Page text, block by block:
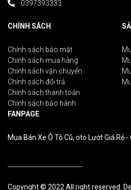
0397393333
CHÍNH SÁCH
Chính sách bảo mật
Chính sách mua hàng
Chính sách vận chuyển
Chính sách đổi trả
Chính sách thanh toán
Chính sách bảo hành
FANPAGE
Mua Bán Xe Ô Tô Cũ, oto Lướt Giá Rẻ -
Copyright © 2022 All right reserved.